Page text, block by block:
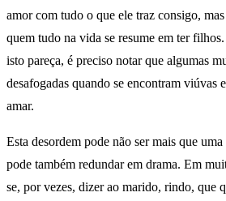
amor com tudo o que ele traz consigo,
quem tudo na vida se resume em ter
isto pareça, é preciso notar que algumas
desafogadas quando se encontram viúvas
amar.
Esta desordem pode não ser mais que
pode também redundar em drama. Em
se, por vezes, dizer ao marido, rindo, que